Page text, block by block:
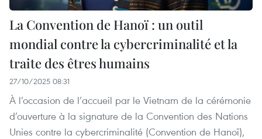
La Convention de Hanoï : un outil
mondial contre la cybercriminalité et la
traite des êtres humains
27/10/2025 08:31
À l’occasion de l’accueil par le Vietnam de la cérémonie
d’ouverture à la signature de la Convention des Nations
Unies contre la cybercriminalité (Convention de Hanoï),